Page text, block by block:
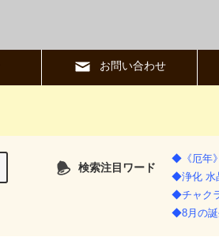
お問い合わせ
検索注目ワード
◆《厄年
◆浄化 水
◆チャク
◆8月の誕